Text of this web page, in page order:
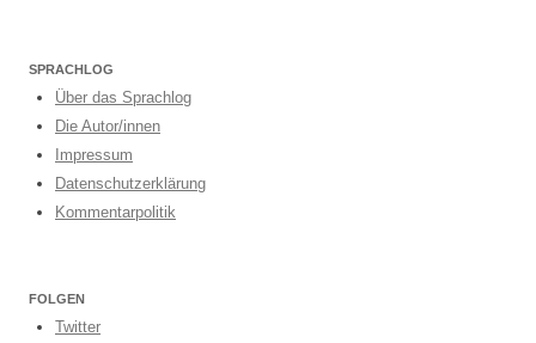
SPRACHLOG
Über das Sprachlog
Die Autor/innen
Impressum
Datenschutzerklärung
Kommentarpolitik
FOLGEN
Twitter